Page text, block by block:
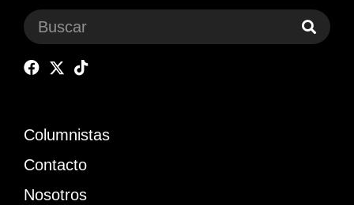
Columnistas
Contacto
Nosotros